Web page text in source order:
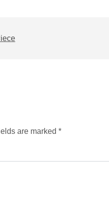
are marked *